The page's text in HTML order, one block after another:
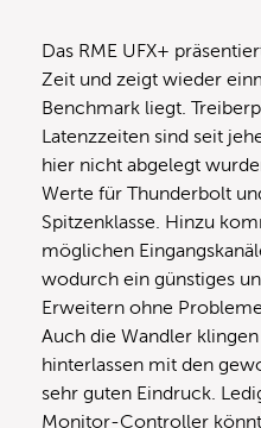
Das RME UFX+
Zeit und zeigt wieder
Benchmark liegt.
Latenzzeiten sind seit
hier nicht abgelegt
Werte für Thunderbolt
Spitzenklasse. Hinzu
möglichen
wodurch ein günstiges
Erweitern ohne
Auch die Wandler
hinterlassen mit den
sehr guten Eindruck.
Monitor-Controller